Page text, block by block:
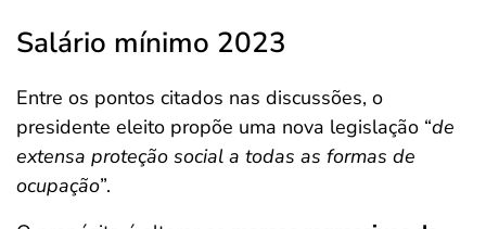
Salário mínimo 2023
Entre os pontos citados nas discussões, o
presidente eleito propõe uma nova legislação “de
extensa proteção social a todas as formas de
ocupação”.